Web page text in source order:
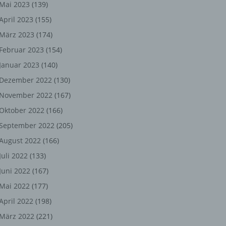
Mai 2023 (139)
2023 (155)
März 2023 (174)
Februar 2023 (154)
Januar 2023 (140)
Dezember 2022 (130)
November 2022 (167)
Oktober 2022 (166)
September 2022 (205)
2022 (166)
Juli 2022 (133)
Juni 2022 (167)
Mai 2022 (177)
2022 (198)
März 2022 (221)
oder